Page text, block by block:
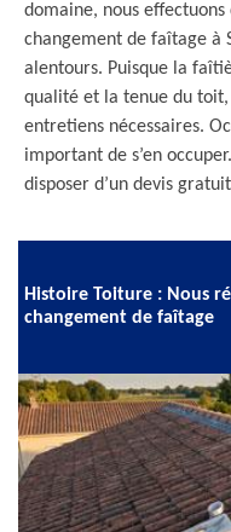
domaine, nous
changement de faîtage à
alentours. Puisque la
qualité et la tenue du toit,
entretiens nécessaires.
important de s’en
disposer d’un devis
Histoire Toiture : Nous
changement de faîtage